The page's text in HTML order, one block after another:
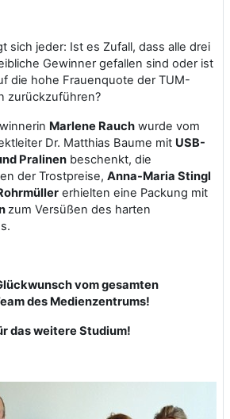
sich jeder: Ist es Zufall, dass alle drei
Gewinner gefallen sind oder ist
die hohe Frauenquote der TUM-
zurückzuführen?
Marlene Rauch wurde vom
Dr. Matthias Baume mit USB-
Pralinen beschenkt, die
der Trostpreise, Anna-Maria Stingl
erhielten eine Packung mit
zum Versüßen des harten
vom gesamten
des Medienzentrums!
das weitere Studium!